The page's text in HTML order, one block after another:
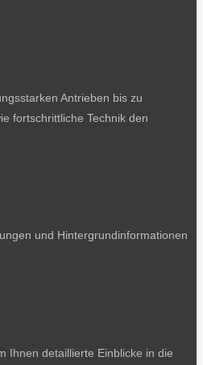
Antrieben bis zu
fortschrittliche Technik den
und Hintergrundinformationen
Ihnen detaillierte Einblicke in die